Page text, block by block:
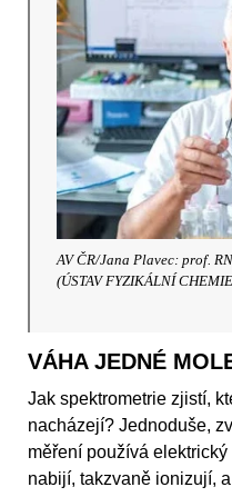
AV ČR/Jana Plavec: prof.
(ÚSTAV FYZIKÁLNÍ
VÁHA JEDNÉ
Jak spektrometrie zjistí,
nacházejí? Jednoduše,
měření používá
nabijí, takzvaně ionizují,